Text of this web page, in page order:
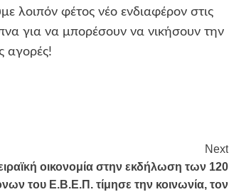
λοιπόν φέτος νέο ενδιαφέρον στις
για να μπορέσουν να νικήσουν την
αγορές!
Next
οικονομία στην εκδήλωση των 120
του Ε.Β.Ε.Π. τίμησε την κοινωνία, τον